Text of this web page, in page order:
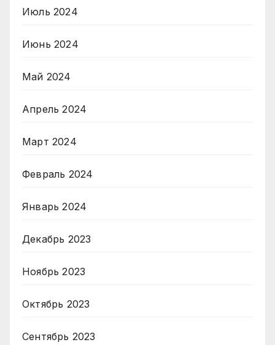
Июль 2024
Июнь 2024
Май 2024
Апрель 2024
Март 2024
Февраль 2024
Январь 2024
Декабрь 2023
Ноябрь 2023
Октябрь 2023
Сентябрь 2023